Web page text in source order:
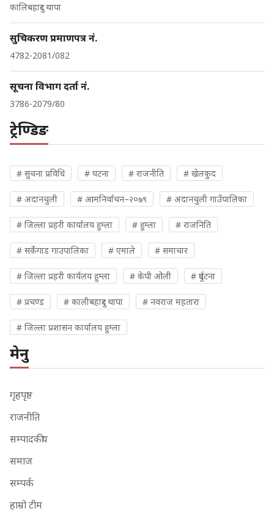
कालिबहादुर थापा
सुचिकरण प्रमाणपत्र नं.
4782-2081/082
सूचना विभाग दर्ता नं.
3786-2079/80
ट्रेण्डिङ
# सुचना प्रविधि # घटना # राजनीति # खेलकुद
# अदानचुली # आमनिर्वाचन–२०७९ # अदानचुली गाउँपालिका
# जिल्ला प्रहरी कार्यालय हुम्ला # हुम्ला # राजनिति
# सर्केगाड गाउपालिका # एमाले # समाचार
# जिल्ला प्रहरी कार्यलय हुम्ला # केपी ओली # दुर्घटना
# प्रचण्ड # कालीबहादुर थापा # नवराज महतारा
# जिल्ला प्रशासन कार्यालय हुम्ला
मेनु
गृहपृष्ठ
राजनीति
सम्पादकीय
समाज
सम्पर्क
हाम्रो टीम